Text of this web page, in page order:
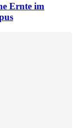
Ernte im